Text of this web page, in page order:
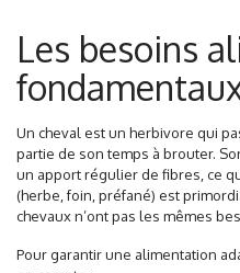
Les besoins
Un cheval est un herbivore qui
partie de son temps à brouter.
un apport régulier de fibres, ce
(herbe, foin, préfané) est
chevaux n’ont pas les mêmes
Pour garantir une alimentation